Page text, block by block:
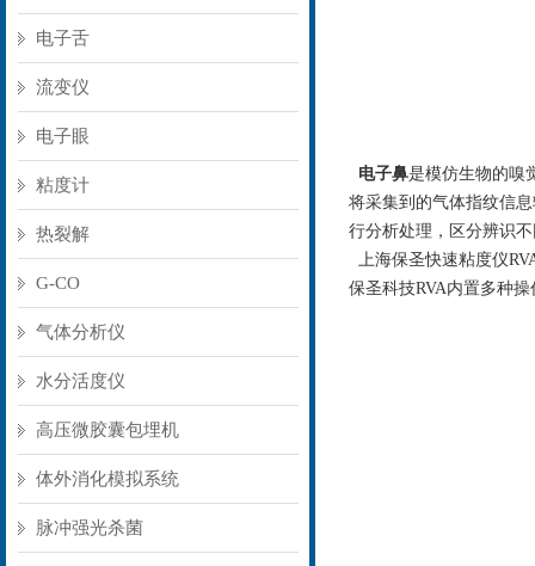
电子舌
流变仪
电子眼
粘度计
热裂解
G-CO
气体分析仪
水分活度仪
高压微胶囊包埋机
体外消化模拟系统
脉冲强光杀菌
电子鼻是模仿生物的嗅
将采集到的气体指纹信
行分析处理，区分辨识
上海保圣快速粘度仪
保圣科技RVA内置多种